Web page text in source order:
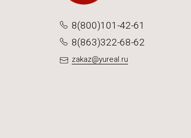
8(800)101-42-61
8(863)322-68-62
zakaz@yureal.ru